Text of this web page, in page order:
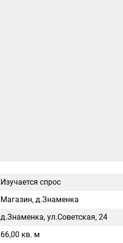
Изучается спрос
Магазин, д.Знаменка
д.Знаменка, ул.Советская, 24
66,00 кв. м